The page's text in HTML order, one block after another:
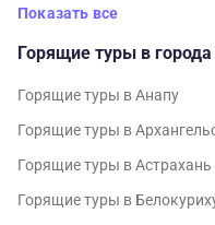
Показать все
Горящие туры в города
Горящие туры в Анапу
Горящие туры в
Горящие туры в Астрахань
Горящие туры в